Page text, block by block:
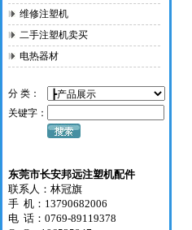
维修注塑机
二手注塑机卖买
电热器材
分 类：
关键字：
东莞市长安邦远注塑机配件
联系人：林冠旗
手 机：13790682006
电 话：0769-89119378